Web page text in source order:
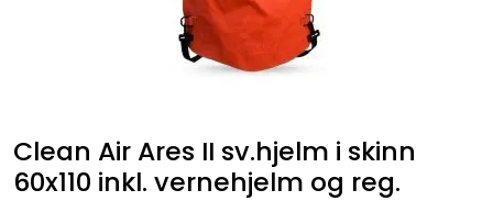
Clean Air Ares II sv.hjelm i skinn
60x110 inkl. vernehjelm og reg.